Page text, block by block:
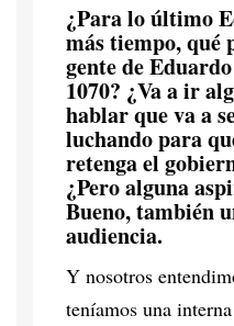
¿Para lo último
más tiempo, qué
gente de
1070? ¿Va a ir
hablar que va a
luchando para
retenga el
¿Pero alguna
Bueno, también
audiencia.
Y nosotros
teníamos una